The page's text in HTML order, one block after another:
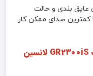
عایق بندی و حالت
کمترین صدای ممکن کار
موتوربرق بنزینی سایلنت GR2300iS لانسین